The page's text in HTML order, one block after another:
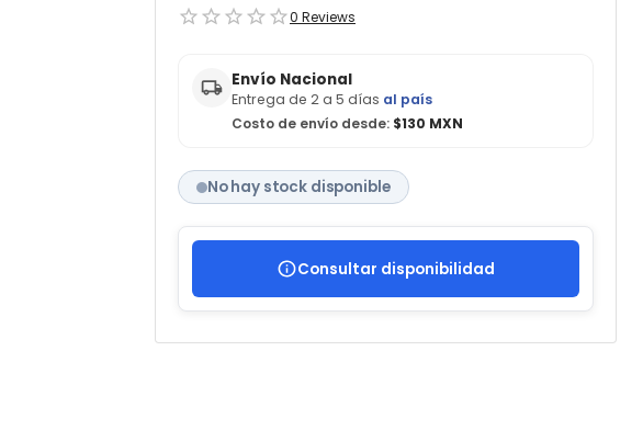
0 Reviews
Envío Nacional
Entrega de 2 a 5 días al país
Costo de envío desde:$130 MXN
No hay stock disponible
Consultar disponibilidad